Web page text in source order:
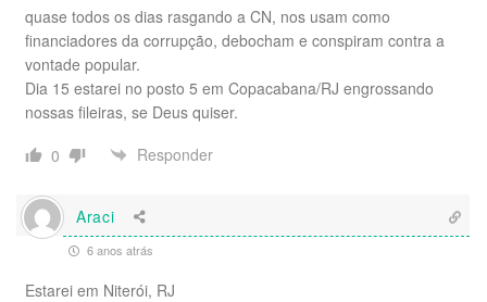
quase todos os dias rasgando a CN, nos usam como
financiadores da corrupção, debocham e conspiram contra a
vontade popular.
Dia 15 estarei no posto 5 em Copacabana/RJ engrossando
nossas fileiras, se Deus quiser.
0
Responder
Araci
6 anos atrás
Estarei em Niterói, RJ